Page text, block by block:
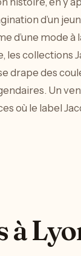
d’un
d’une mode à
les collections
drape des
Un
où le label
à